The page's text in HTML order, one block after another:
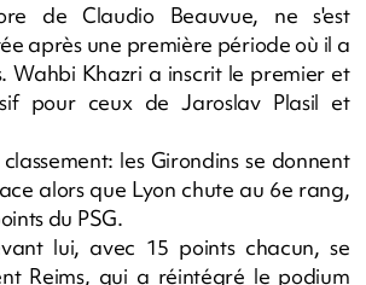
de Claudio Beauvue, ne s'est
après une première période où il a
Wahbi Khazri a inscrit le premier et
pour ceux de Jaroslav Plasil et
les Girondins se donnent
alors que Lyon chute au 6e rang,
du PSG.
lui, avec 15 points chacun, se
Reims, qui a réintégré le podium